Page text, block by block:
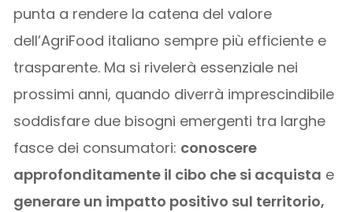
punta a rendere la catena del valore
dell’AgriFood italiano sempre più efficiente e
trasparente. Ma si rivelerà essenziale nei
prossimi anni, quando diverrà imprescindibile
soddisfare due bisogni emergenti tra larghe
fasce dei consumatori: conoscere
approfonditamente il cibo che si acquista e
generare un impatto positivo sul territorio,